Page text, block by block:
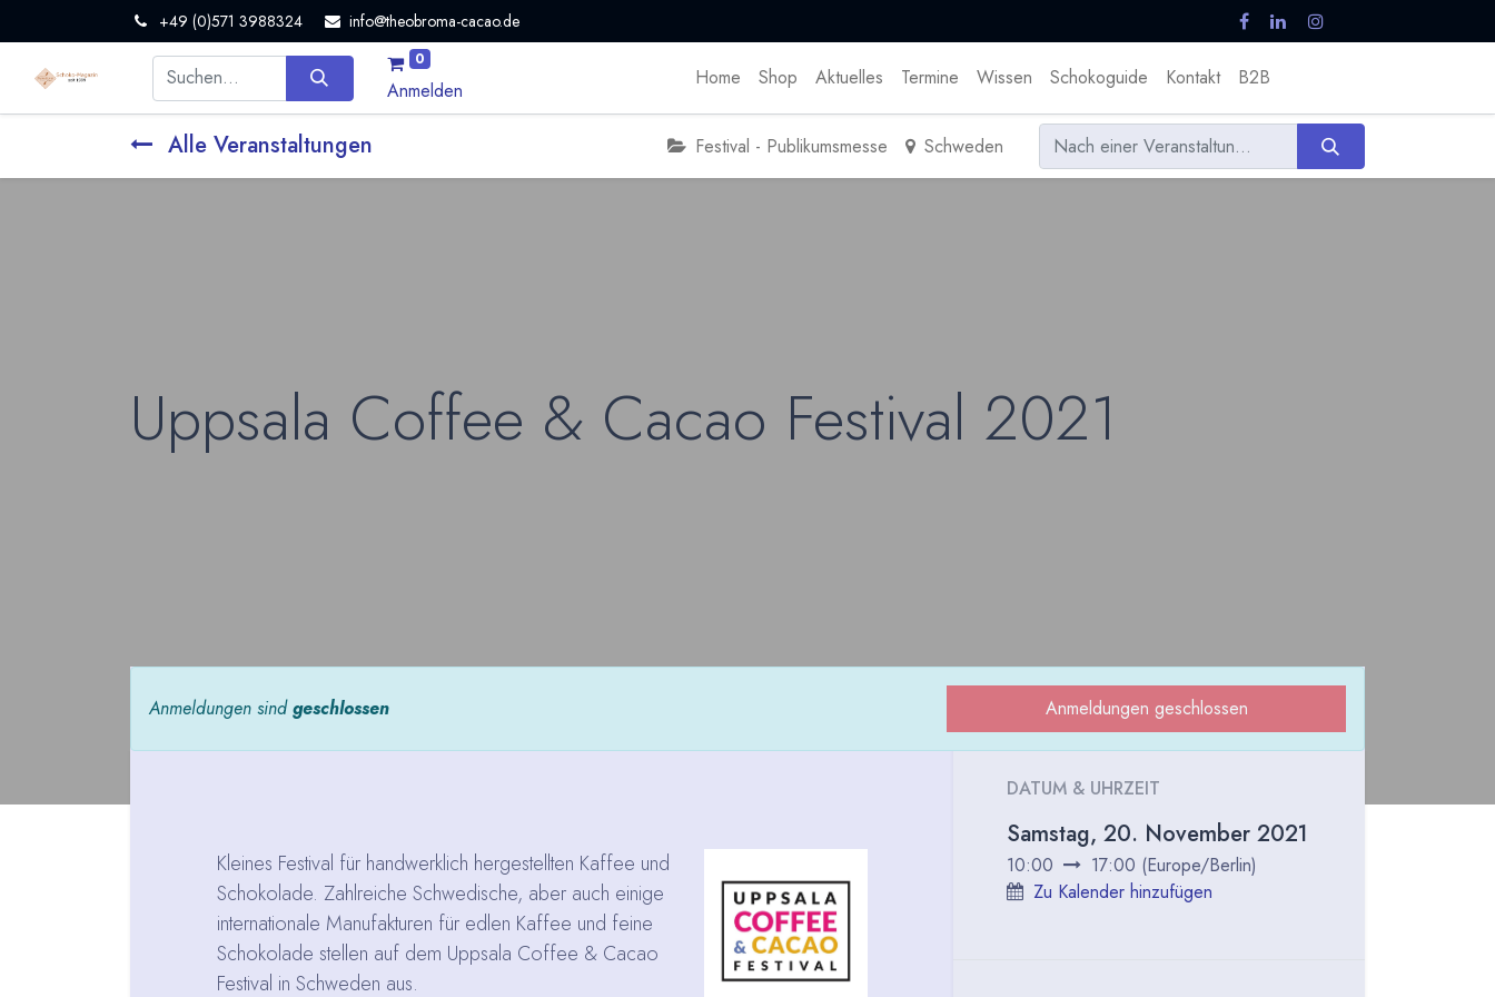
+49 (0)571 3988324 info@theobroma-cacao.de
0
Anmelden
Home Shop Aktuelles Termine Wissen Schokoguide Kontakt B2B
Alle Veranstaltungen Festival - Publikumsmesse Schweden
Uppsala Coffee & Cacao Festival 2021
Anmeldungen sindgeschlossen Anmeldungen geschlossen
Kleines Festival für handwerklich hergestellten Kaffee und
Schokolade. Zahlreiche Schwedische, aber auch einige
internationale Manufakturen für edlen Kaffee und feine
Schokolade stellen auf dem Uppsala Coffee & Cacao
Festival in Schweden aus.
DATUM & UHRZEIT
Samstag, 20. November 2021
10:00 17:00 (Europe/Berlin)
Zu Kalender hinzufügen